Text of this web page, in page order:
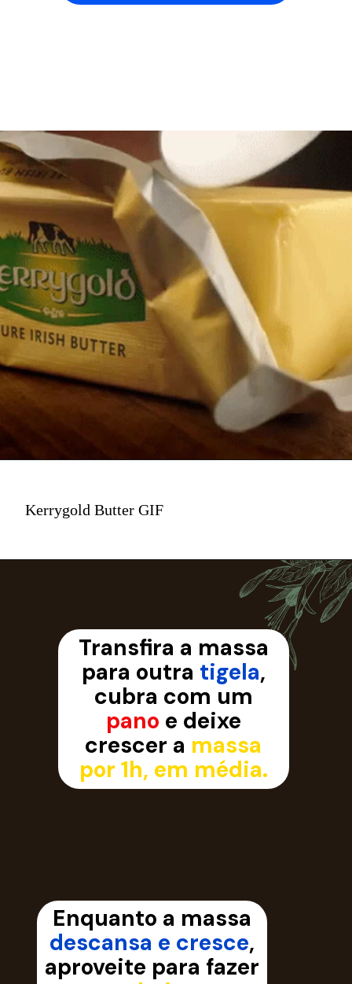
Kerrygold Butter GIF
Transfira a massa
para outra tigela,
cubra com um
pano e deixe
crescer a massa
por 1h, em média.
Enquanto a massa
descansa e cresce,
aproveite para fazer